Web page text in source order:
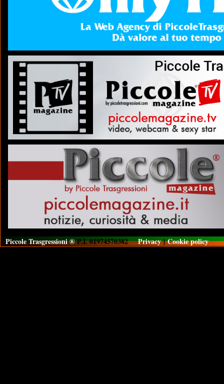
Piccole Trasgressioni ®P.I. 01974570382Privacy|Cookie policy